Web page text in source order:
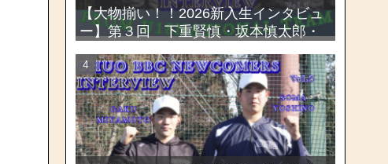
【大物揃い！！2026新入生インタビュ
ー】第３回 下重賢慎・坂本慎太郎・